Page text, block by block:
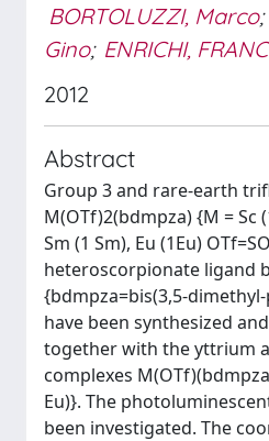
BORTOLUZZI, Marco;
Gino; ENRICHI,
2012
Abstract
Group 3 and rare-earth
M(OTf)2(bdmpza) {M = Sc
Sm (1 Sm), Eu (1Eu)
heteroscorpionate ligand
{bdmpza=bis(3,5-
have been synthesized
together with the yttrium
complexes
Eu)}. The
been investigated. The